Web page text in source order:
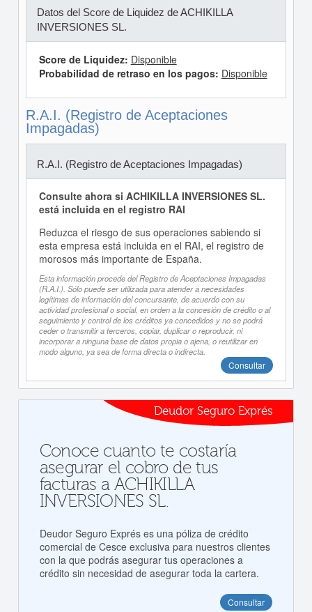
Datos del Score de Liquidez de ACHIKILLA
INVERSIONES SL.
Score de Liquidez: Disponible
Probabilidad de retraso en los pagos: Disponible
R.A.I. (Registro de Aceptaciones
Impagadas)
R.A.I. (Registro de Aceptaciones Impagadas)
Consulte ahora si ACHIKILLA INVERSIONES SL.
está incluida en el registro RAI
Reduzca el riesgo de sus operaciones sabiendo si
esta empresa está incluida en el RAI, el registro de
morosos más importante de España.
Esta información procede del Registro de Aceptaciones Impagadas
(R.A.I.). Sólo puede ser utilizada para atender a necesidades
legítimas de información del concursante, de acuerdo con su
actividad profesional o social, en orden a la concesión de crédito o al
seguimiento y control de los créditos ya concedidos y no se podrá
ceder o transmitir a terceros, copiar, duplicar o reproducir, ni
incorporar a ninguna base de datos propia o ajena, o reutilizar en
modo alguno, ya sea de forma directa o indirecta.
Consultar
Deudor Seguro Exprés
Conoce cuanto te costaría
asegurar el cobro de tus
facturas a ACHIKILLA
INVERSIONES SL.
Deudor Seguro Exprés es una póliza de crédito
comercial de Cesce exclusiva para nuestros clientes
con la que podrás asegurar tus operaciones a
crédito sin necesidad de asegurar toda la cartera.
Consultar